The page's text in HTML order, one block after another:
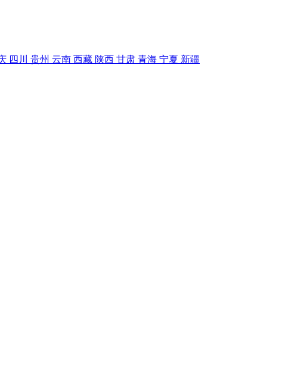
四川 贵州 云南 西藏 陕西 甘肃 青海 宁夏 新疆